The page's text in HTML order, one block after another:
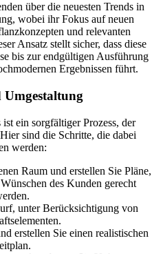
über die neuesten Trends in
wobei ihr Fokus auf neuen
und relevanten
Ansatz stellt sicher, dass diese
bis zur endgültigen Ausführung
Ergebnissen führt.
ein sorgfältiger Prozess, der
sind die Schritte, die dabei
werden:
Raum und erstellen Sie Pläne,
des Kunden gerecht
unter Berücksichtigung von
erstellen Sie einen realistischen